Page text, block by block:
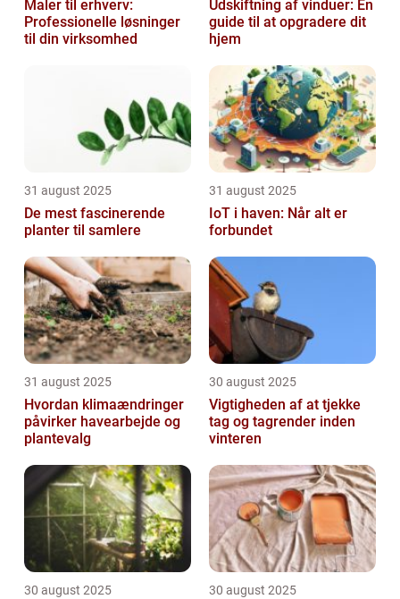
Maler til erhverv:
Professionelle løsninger
til din virksomhed
Udskiftning af vinduer: En
guide til at opgradere dit
hjem
31 august 2025
De mest fascinerende
planter til samlere
31 august 2025
IoT i haven: Når alt er
forbundet
31 august 2025
Hvordan klimaændringer
påvirker havearbejde og
plantevalg
30 august 2025
Vigtigheden af at tjekke
tag og tagrender inden
vinteren
30 august 2025 30 august 2025